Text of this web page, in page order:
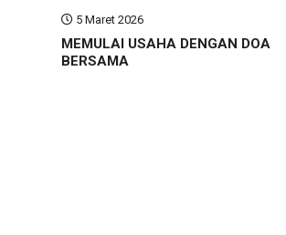
5 Maret 2026
MEMULAI USAHA DENGAN DOA
BERSAMA